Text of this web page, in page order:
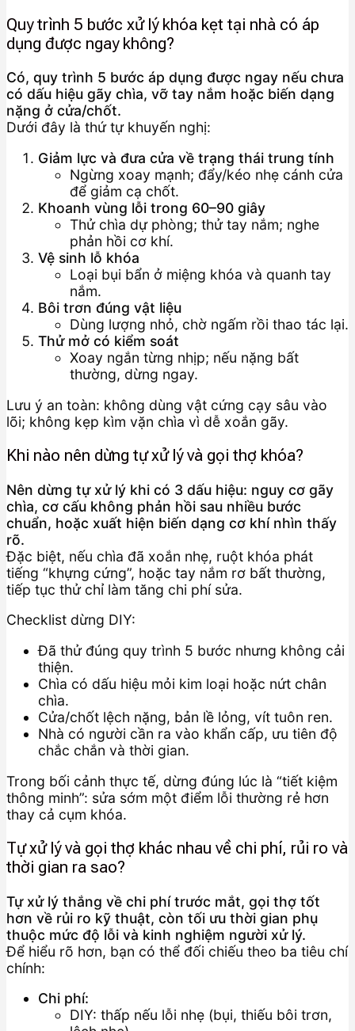
Quy trình 5 bước xử lý khóa kẹt tại nhà có áp
dụng được ngay không?
Có, quy trình 5 bước áp dụng được ngay nếu chưa
có dấu hiệu gãy chìa, vỡ tay nắm hoặc biến dạng
nặng ở cửa/chốt.
Dưới đây là thứ tự khuyến nghị:
Giảm lực và đưa cửa về trạng thái trung tính
Ngừng xoay mạnh; đẩy/kéo nhẹ cánh cửa
để giảm cạ chốt.
Khoanh vùng lỗi trong 60–90 giây
Thử chìa dự phòng; thử tay nắm; nghe
phản hồi cơ khí.
Vệ sinh lỗ khóa
Loại bụi bẩn ở miệng khóa và quanh tay
nắm.
Bôi trơn đúng vật liệu
Dùng lượng nhỏ, chờ ngấm rồi thao tác lại.
Thử mở có kiểm soát
Xoay ngắn từng nhịp; nếu nặng bất
thường, dừng ngay.
Lưu ý an toàn: không dùng vật cứng cạy sâu vào
lõi; không kẹp kìm vặn chìa vì dễ xoắn gãy.
Khi nào nên dừng tự xử lý và gọi thợ khóa?
Nên dừng tự xử lý khi có 3 dấu hiệu: nguy cơ gãy
chìa, cơ cấu không phản hồi sau nhiều bước
chuẩn, hoặc xuất hiện biến dạng cơ khí nhìn thấy
rõ.
Đặc biệt, nếu chìa đã xoắn nhẹ, ruột khóa phát
tiếng “khựng cứng”, hoặc tay nắm rơ bất thường,
tiếp tục thử chỉ làm tăng chi phí sửa.
Checklist dừng DIY:
Đã thử đúng quy trình 5 bước nhưng không cải
thiện.
Chìa có dấu hiệu mỏi kim loại hoặc nứt chân
chìa.
Cửa/chốt lệch nặng, bản lề lỏng, vít tuôn ren.
Nhà có người cần ra vào khẩn cấp, ưu tiên độ
chắc chắn và thời gian.
Trong bối cảnh thực tế, dừng đúng lúc là “tiết kiệm
thông minh”: sửa sớm một điểm lỗi thường rẻ hơn
thay cả cụm khóa.
Tự xử lý và gọi thợ khác nhau về chi phí, rủi ro và
thời gian ra sao?
Tự xử lý thắng về chi phí trước mắt, gọi thợ tốt
hơn về rủi ro kỹ thuật, còn tối ưu thời gian phụ
thuộc mức độ lỗi và kinh nghiệm người xử lý.
Để hiểu rõ hơn, bạn có thể đối chiếu theo ba tiêu chí
chính:
Chi phí:
DIY: thấp nếu lỗi nhẹ (bụi, thiếu bôi trơn,